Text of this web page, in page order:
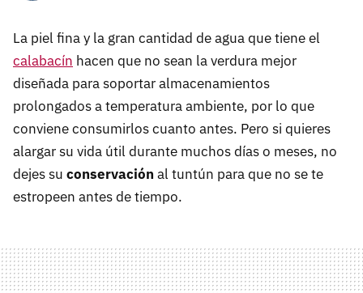
La piel fina y la gran cantidad de agua que tiene el
calabacín hacen que no sean la verdura mejor
diseñada para soportar almacenamientos
prolongados a temperatura ambiente, por lo que
conviene consumirlos cuanto antes. Pero si quieres
alargar su vida útil durante muchos días o meses, no
dejes su conservación al tuntún para que no se te
estropeen antes de tiempo.